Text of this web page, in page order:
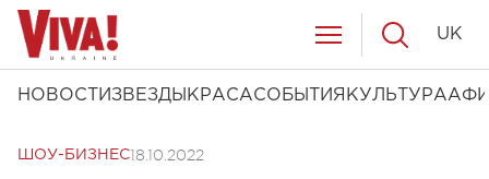
НОВОСТИ ЗВЕЗДЫ КРАСАСОБЫТИЯ КУЛЬТУРА
UK
ШОУ-БИЗНЕС18.10.2022